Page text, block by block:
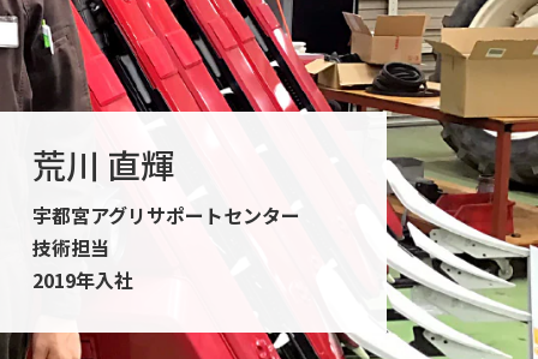
荒川 直輝
宇都宮アグリサポートセンター
技術担当
2019年入社